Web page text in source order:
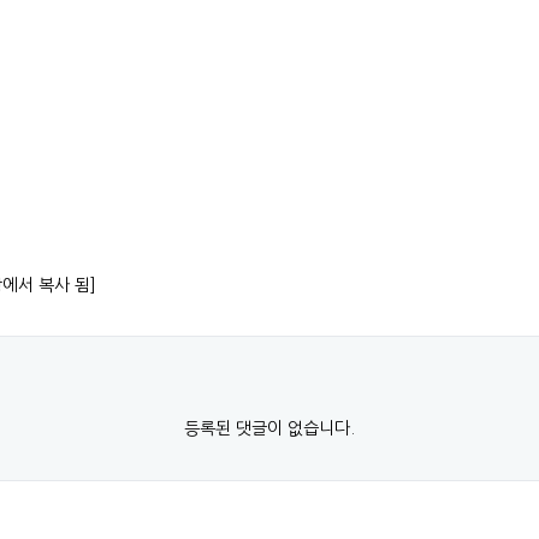
서 복사 됨]
등록된 댓글이 없습니다.